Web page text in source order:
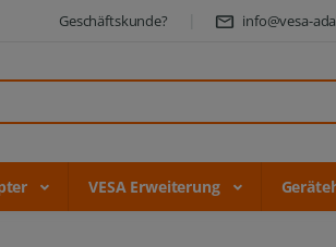
Geschäftskunde? info@vesa-
VESA Erweiterung